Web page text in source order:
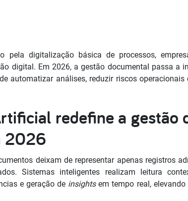
pela digitalização básica de processos,
digital. Em 2026, a gestão documental passa a
automatizar análises, reduzir riscos
redefine a gestão
2026
deixam de representar apenas registros
Sistemas inteligentes realizam leitura
e geração de insightsem tempo real,